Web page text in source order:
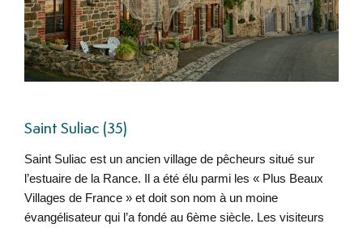
Saint Suliac (35)
Saint Suliac est un ancien village de pêcheurs situé sur
l’estuaire de la Rance. Il a été élu parmi les « Plus Beaux
Villages de France » et doit son nom à un moine
évangélisateur qui l’a fondé au 6ème siècle. Les visiteurs